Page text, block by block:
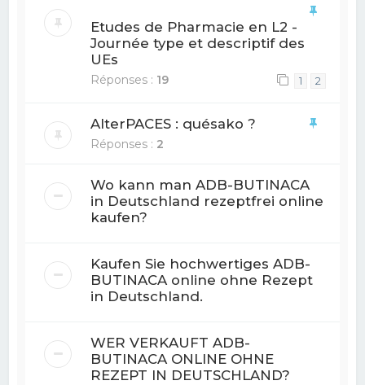
Etudes de Pharmacie en L2 -
Journée type et descriptif des
UEs
Réponses : 19 1 2
AlterPACES : quésako ?
Réponses : 2
Wo kann man ADB-BUTINACA
in Deutschland rezeptfrei online
kaufen?
Kaufen Sie hochwertiges ADB-
BUTINACA online ohne Rezept
in Deutschland.
WER VERKAUFT ADB-
BUTINACA ONLINE OHNE
REZEPT IN DEUTSCHLAND?